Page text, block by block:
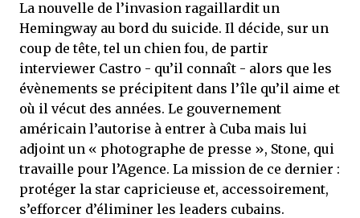
La nouvelle de l’invasion ragaillardit un
Hemingway au bord du suicide. Il décide, sur un
coup de tête, tel un chien fou, de partir
interviewer Castro - qu’il connaît - alors que les
évènements se précipitent dans l’île qu’il aime et
où il vécut des années. Le gouvernement
américain l’autorise à entrer à Cuba mais lui
adjoint un « photographe de presse », Stone, qui
travaille pour l’Agence. La mission de ce dernier :
protéger la star capricieuse et, accessoirement,
s’efforcer d’éliminer les leaders cubains.